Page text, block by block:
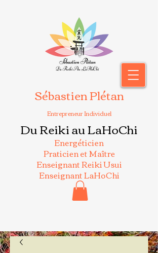
Sébastien Plétan
Entrepreneur Individuel
Du Reiki au LaHoChi
Energéticien
Praticien et Maître
Enseignant Reiki Usui
Enseignant LaHoChi